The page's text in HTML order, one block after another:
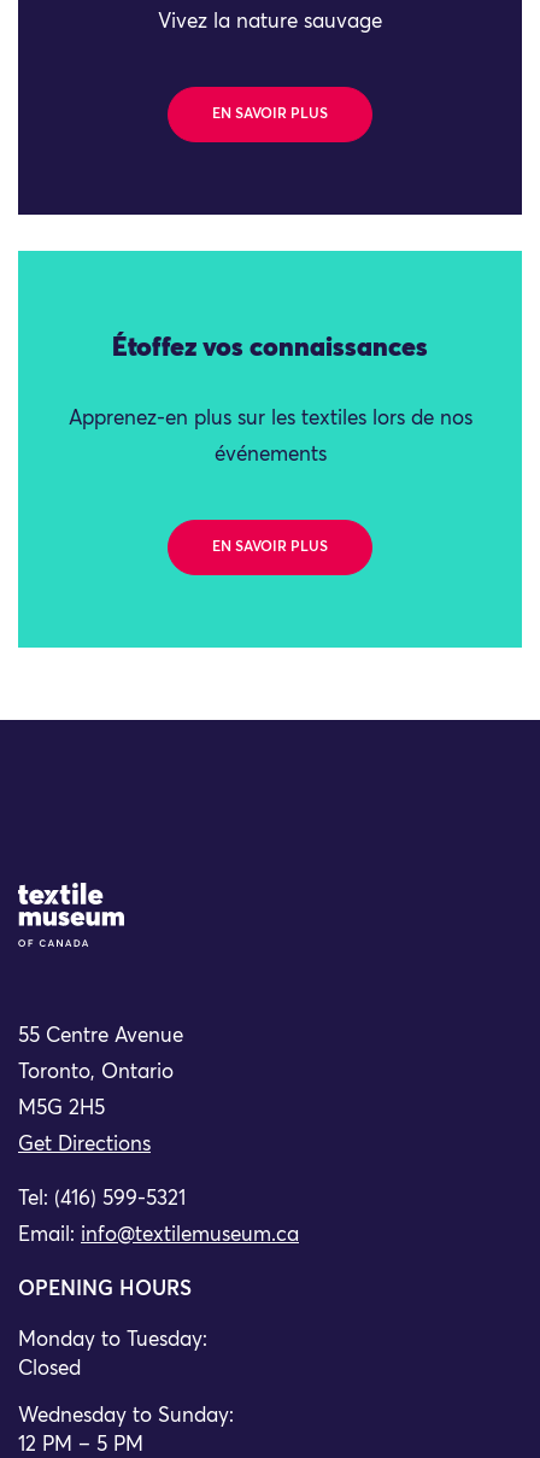
Vivez la nature sauvage
EN SAVOIR PLUS
Étoffez vos connaissances
Apprenez-en plus sur les textiles lors de nos
événements
EN SAVOIR PLUS
Site Logo
55 Centre Avenue
Toronto, Ontario
M5G 2H5
Get Directions
Tel: (416) 599-5321
Email: info@textilemuseum.ca
OPENING HOURS
Monday to Tuesday:
Closed
Wednesday to Sunday:
12 PM – 5 PM